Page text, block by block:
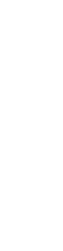
あります
ん
送日数内に発送して
ます
ます